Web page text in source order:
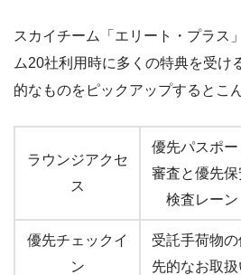
スカイチーム「エリート・プラス
ム20社利用時に多くの特典を受け
的なものをピックアップするとこ
ラウンジアクセ
ス
優先パスポー
審査と優先保
検査レーン
優先チェックイ
ン
受託手荷物の
先的なお取扱